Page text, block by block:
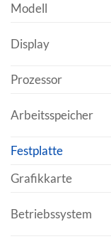
Modell
Display
Prozessor
Arbeitsspeicher
Festplatte
Grafikkarte
Betriebssystem